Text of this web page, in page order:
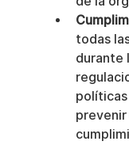
todas
durante
políticas